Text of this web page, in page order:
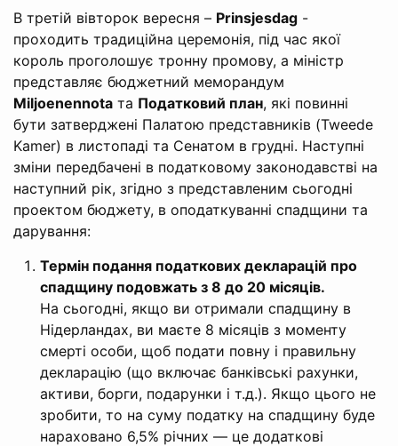
В третій вівторок вересня – Prinsjesdag -
проходить традиційна церемонія, під час якої
король проголошує тронну промову, а міністр
представляє бюджетний меморандум
Miljoenennota та Податковий план, які повинні
бути затверджені Палатою представників (Tweede
Kamer) в листопаді та Сенатом в грудні. Наступні
зміни передбачені в податковому законодавстві на
наступний рік, згідно з представленим сьогодні
проектом бюджету, в оподаткуванні спадщини та
дарування:
Термін подання податкових декларацій про
спадщину подовжать з 8 до 20 місяців.
На сьогодні, якщо ви отримали спадщину в
Нідерландах, ви маєте 8 місяців з моменту
смерті особи, щоб подати повну і правильну
декларацію (що включає банківські рахунки,
активи, борги, подарунки і т.д.). Якщо цього не
зробити, то на суму податку на спадщину буде
нараховано 6,5% річних — це додаткові